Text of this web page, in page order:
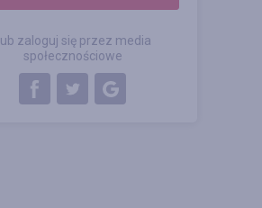
Lub zaloguj się przez media
społecznościowe